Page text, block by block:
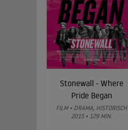
Stonewall - Where
Pride Began
FILM • DRAMA, HISTORISCH
2015 • 129 MIN.